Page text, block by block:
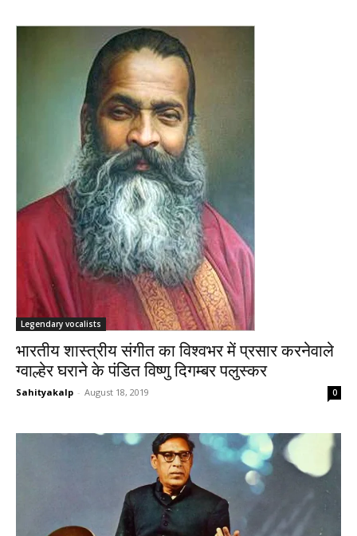
Legendary vocalists
भारतीय शास्त्रीय संगीत का विश्वभर में प्रसार करनेवाले
ग्वाल्हेर घराने के पंडित विष्णु दिगम्बर पलुस्कर
Sahityakalp - August 18, 2019 0